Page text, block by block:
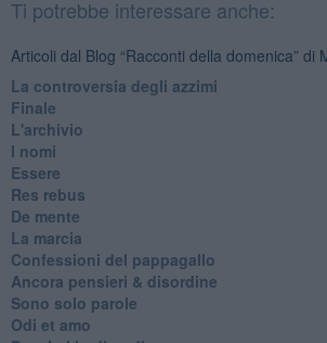
Ti potrebbe interessare anche:
Articoli dal Blog “Racconti della domenica” di
La controversia degli azzimi
Finale
L'archivio
I nomi
Essere
Res rebus
De mente
La marcia
Confessioni del pappagallo
Ancora pensieri & disordine
Sono solo parole
Odi et amo